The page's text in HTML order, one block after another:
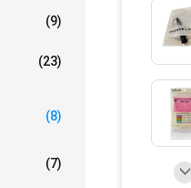
(9)
(23)
(8)
(7)